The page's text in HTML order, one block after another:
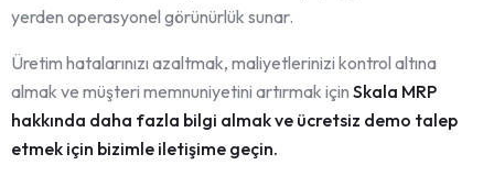
yerden operasyonel görünürlük sunar.
Üretim hatalarınızı azaltmak, maliyetlerinizi kontrol altına
almak ve müşteri memnuniyetini artırmak için Skala MRP
hakkında daha fazla bilgi almak ve ücretsiz demo talep
etmek için bizimle iletişime geçin.